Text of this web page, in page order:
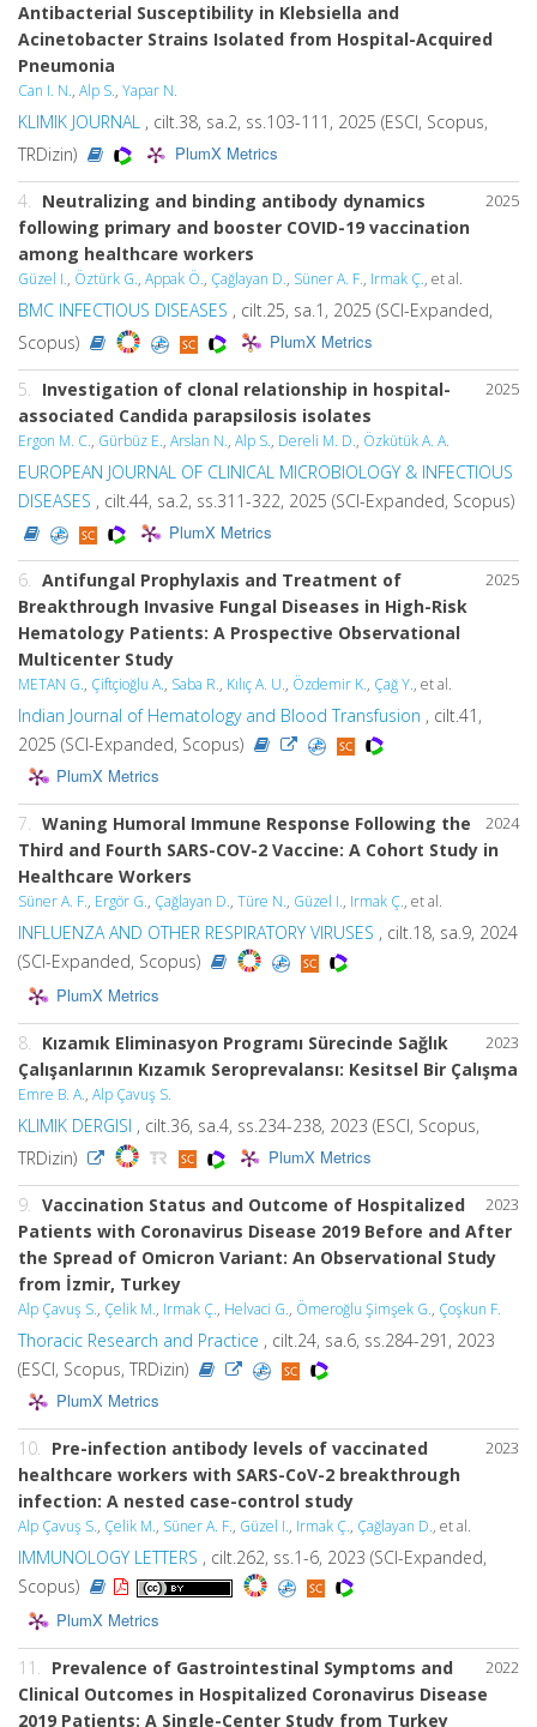
Antibacterial Susceptibility in Klebsiella and
Acinetobacter Strains Isolated from Hospital-Acquired
Pneumonia
Can I. N., Alp S., Yapar N.
KLIMIK JOURNAL , cilt.38, sa.2, ss.103-111, 2025 (ESCI, Scopus,
TRDizin)
PlumX Metrics
2025
4. Neutralizing and binding antibody dynamics
following primary and booster COVID-19 vaccination
among healthcare workers
Güzel I., Öztürk G., Appak Ö., Çağlayan D., Süner A. F., Irmak Ç., et al.
BMC INFECTIOUS DISEASES , cilt.25, sa.1, 2025 (SCI-Expanded,
Scopus)
PlumX Metrics
2025
5. Investigation of clonal relationship in hospital-
associated Candida parapsilosis isolates
Ergon M. C., Gürbüz E., Arslan N., Alp S., Dereli M. D., Özkütük A. A.
EUROPEAN JOURNAL OF CLINICAL MICROBIOLOGY & INFECTIOUS
DISEASES , cilt.44, sa.2, ss.311-322, 2025 (SCI-Expanded, Scopus)
PlumX Metrics
2025
6. Antifungal Prophylaxis and Treatment of
Breakthrough Invasive Fungal Diseases in High-Risk
Hematology Patients: A Prospective Observational
Multicenter Study
METAN G., Çiftçioğlu A., Saba R., Kılıç A. U., Özdemir K., Çağ Y., et al.
Indian Journal of Hematology and Blood Transfusion , cilt.41,
2025 (SCI-Expanded, Scopus)
PlumX Metrics
2024
7. Waning Humoral Immune Response Following the
Third and Fourth SARS-COV-2 Vaccine: A Cohort Study in
Healthcare Workers
Süner A. F., Ergör G., Çağlayan D., Türe N., Güzel I., Irmak Ç., et al.
INFLUENZA AND OTHER RESPIRATORY VIRUSES , cilt.18, sa.9, 2024
(SCI-Expanded, Scopus)
PlumX Metrics
2023
8.
Kızamık Eliminasyon Programı Sürecinde Sağlık
Çalışanlarının Kızamık Seroprevalansı: Kesitsel Bir Çalışma
Emre B. A., Alp Çavuş S.
KLIMIK DERGISI , cilt.36, sa.4, ss.234-238, 2023 (ESCI, Scopus,
TRDizin)
PlumX Metrics
2023
9.
Vaccination Status and Outcome of Hospitalized
Patients with Coronavirus Disease 2019 Before and After
the Spread of Omicron Variant: An Observational Study
from İzmir, Turkey
Alp Çavuş S., Çelik M., Irmak Ç., Helvaci G., Ömeroğlu Şimşek G., Çoşkun F.
Thoracic Research and Practice , cilt.24, sa.6, ss.284-291, 2023
(ESCI, Scopus, TRDizin)
PlumX Metrics
2023
10.
Pre-infection antibody levels of vaccinated
healthcare workers with SARS-CoV-2 breakthrough
infection: A nested case-control study
Alp Çavuş S., Çelik M., Süner A. F., Güzel I., Irmak Ç., Çağlayan D., et al.
IMMUNOLOGY LETTERS , cilt.262, ss.1-6, 2023 (SCI-Expanded,
Scopus)
PlumX Metrics
2022
11.
Prevalence of Gastrointestinal Symptoms and
Clinical Outcomes in Hospitalized Coronavirus Disease
2019 Patients: A Single-Center Study from Turkey